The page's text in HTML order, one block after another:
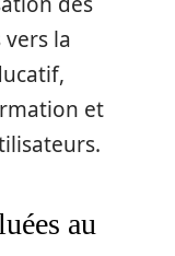
vers la
et
au